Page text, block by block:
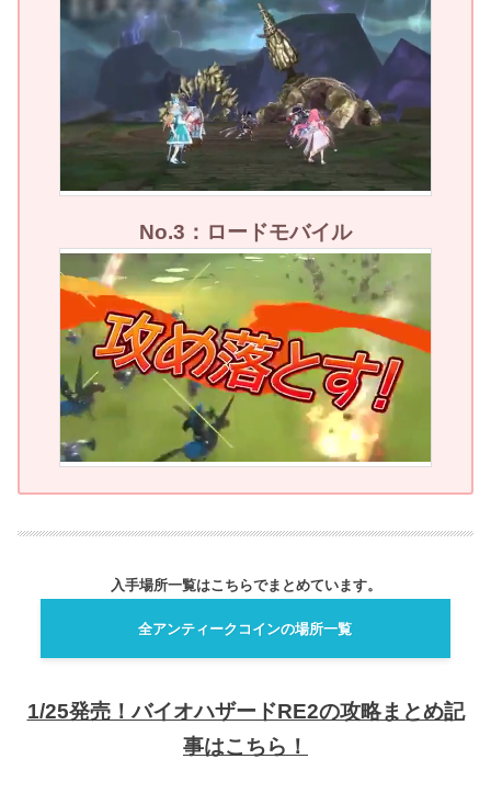
No.3：ロードモバイル
入手場所一覧はこちらでまとめています。
全アンティークコインの場所一覧
1/25発売！バイオハザードRE2の攻略まとめ記
事はこちら！